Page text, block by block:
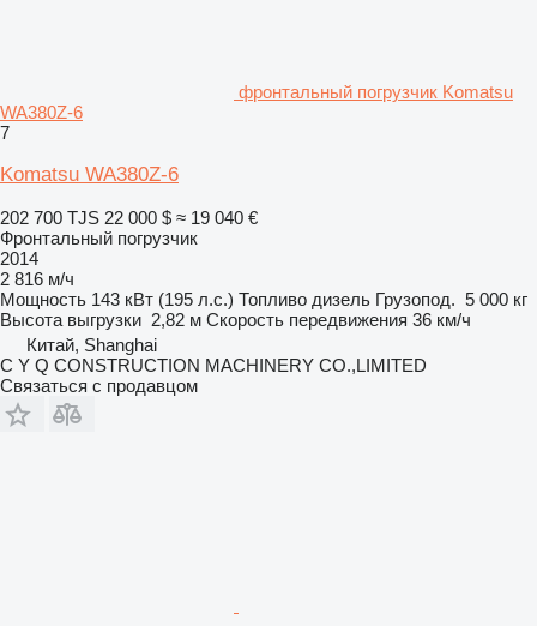
фронтальный погрузчик Komatsu
WA380Z-6
7
Komatsu WA380Z-6
202 700 TJS 22 000 $ ≈ 19 040 €
Фронтальный погрузчик
2014
2 816 м/ч
Мощность 143 кВт (195 л.с.) Топливо дизель Грузопод. 5 000 кг
Высота выгрузки 2,82 м Скорость передвижения 36 км/ч
Китай, Shanghai
C Y Q CONSTRUCTION MACHINERY CO.,LIMITED
Связаться с продавцом